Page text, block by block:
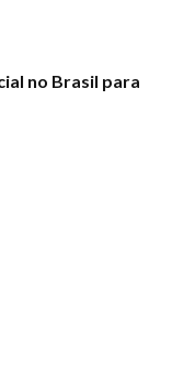
no Brasil para